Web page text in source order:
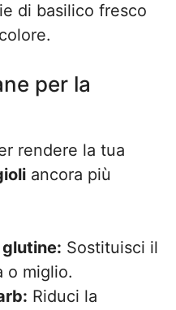
di basilico fresco
per la
rendere la tua
ancora più
Sostituisci il
o miglio.
Riduci la